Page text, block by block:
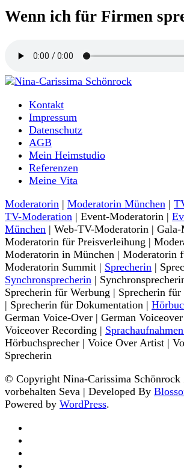
Wenn ich für Firmen
Nina-Carissima
Moderatorin und Sprecherin
Kontakt
Impressum
Datenschutz
AGB
Mein Heimstudio
Referenzen
Meine Vita
Moderatorin | Moderatorin München |
TV-Moderation | Event-Moderatorin |
München | Web-TV-Moderatorin |
Moderatorin für Preisverleihung |
Moderatorin in München | Moderatorin
Moderatorin Summit | Sprecherin |
Synchronsprecherin |
Sprecherin für Werbung | Sprecherin
| Sprecherin für Dokumentation |
German Voice-Over | German
Voiceover Recording |
Hörbuchsprecher | Voice Over Artist |
Sprecherin
© Copyright Nina-Carissima Schönrock
vorbehalten Seva | Developed By
Powered by WordPress.